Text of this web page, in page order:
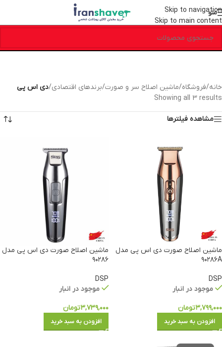
Skip to navigation
Skip to main content
منو
خانه/فروشگاه/ماشین اصلاح سر و صورت/برندهای اقتصادی/دی اس پی
Showing all 3 results
مشاهده فیلترها
ماشین اصلاح صورت دی اس پی مدل
۹۰۲۸۶A
DSP
موجود در انبار
۳,۷۹۹,۰۰۰تومان
افزودن به سبد خرید
ماشین اصلاح صورت دی اس پی مدل
۹۰۲۸۶
DSP
موجود در انبار
۳,۷۳۹,۰۰۰تومان
افزودن به سبد خرید